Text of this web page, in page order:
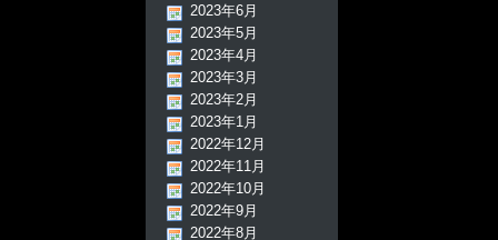
2023年6月
2023年5月
2023年4月
2023年3月
2023年2月
2023年1月
2022年12月
2022年11月
2022年10月
2022年9月
2022年8月